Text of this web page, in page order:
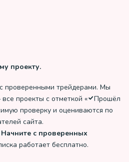
проекту.
проверенными трейдерами. Мы
проекты с отметкой «
Прошёл
проверку и оцениваются по
сайта.
с проверенных
работает бесплатно.